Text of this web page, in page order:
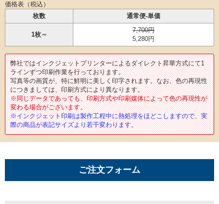
価格表（税込）
枚数
通常便-単価
1枚～
7,700円
5,280円
弊社ではインクジェットプリンターによるダイレクト昇華方式にて1
ラインずつ印刷作業を行っております。
写真等の画質が、特に鮮明に美しく印字されます。なお、色の再現性
につきましては、印刷方式により異なります。
※同じデータであっても、印刷方式や印刷媒体によって色の再現性が
変わる場合がございます。
※インクジェット印刷は製作工程中に熱処理をほどこしますので、実
際の商品が表記サイズより若干変わります。
ご注文フォーム